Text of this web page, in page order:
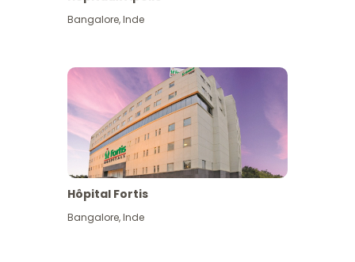
Bangalore,Inde
Hôpital Fortis
Bangalore,Inde